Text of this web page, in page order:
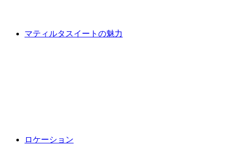
マティルタスイートの魅力
ロケーション